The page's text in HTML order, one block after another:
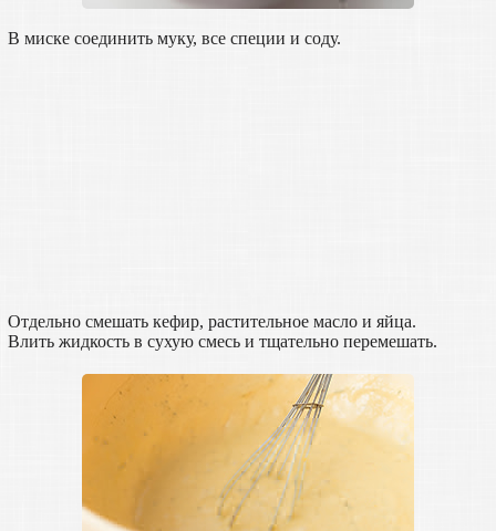
В миске соединить муку, все специи и соду.
Отдельно смешать кефир, растительное масло и яйца.
Влить жидкость в сухую смесь и тщательно перемешать.